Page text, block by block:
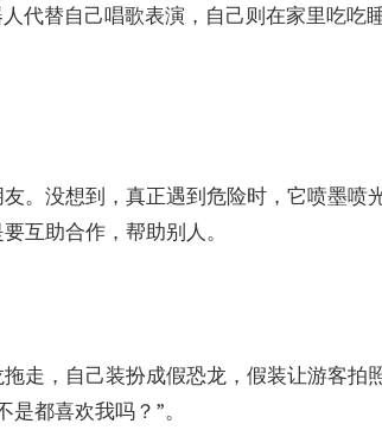
代替自己唱歌表演，自己则在家里吃吃
。没想到，真正遇到危险时，它喷墨
互助合作，帮助别人。
走，自己装扮成假恐龙，假装让游客拍
都喜欢我吗？”。